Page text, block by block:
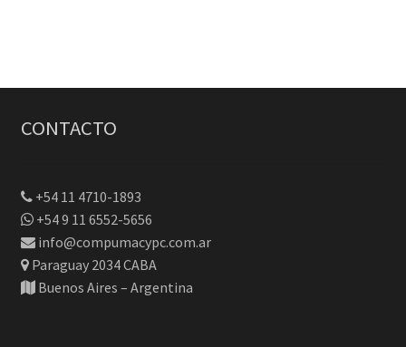
CONTACTO
+54 11 4710-1893
+54 9 11 6552-5656
info@compumacypc.com.ar
Paraguay 2034 CABA
Buenos Aires – Argentina